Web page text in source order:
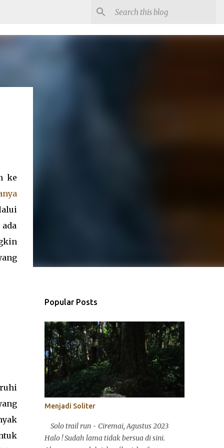
ke
Popular Posts
Menjadi Soliter
Solo trail run - Ciremai, Agustus 2023
Halo ! Sudah lama tidak bersua di sini.